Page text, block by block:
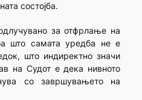
состојба.
за отфрлање на
што самата уредба не е
што индиректно значи
на Судот е дека нивното
со завршувањето на